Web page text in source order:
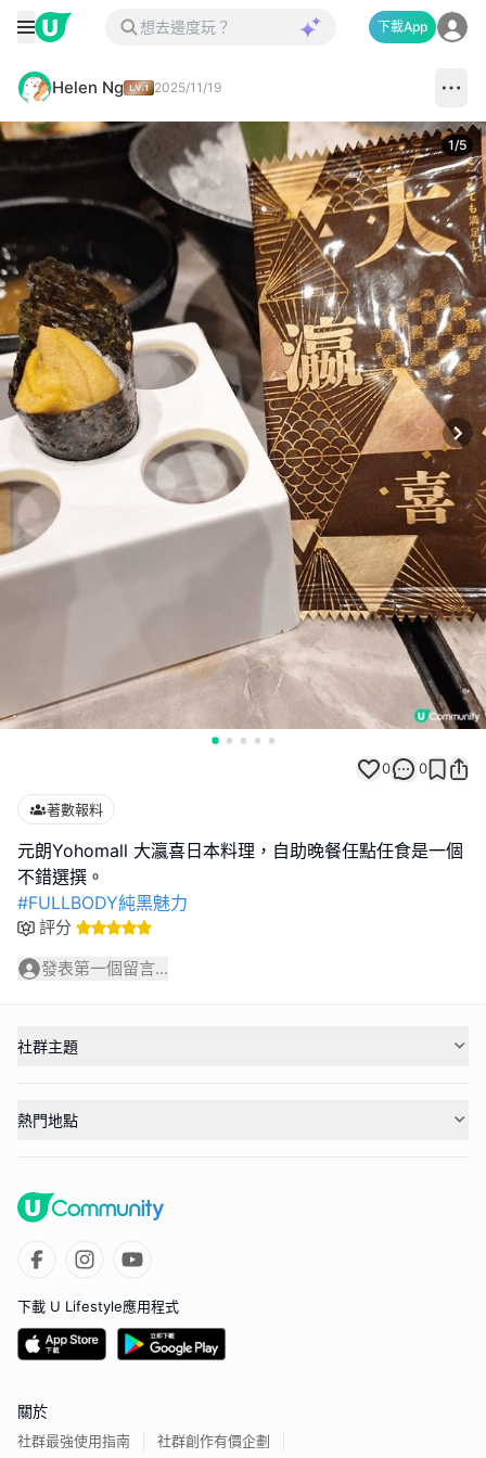
下載App
Helen Ng 2025/11/19
1/5
0 0
著數報料
元朗Yohomall 大瀛喜日本料理，自助晚餐任點任食是一個
#FULLBODY純黑魅力
評分
發表第一個留言...
社群主題
熱門地點
下載 U Lifestyle應用程式
關於
社群最強使用指南 社群創作有價企劃